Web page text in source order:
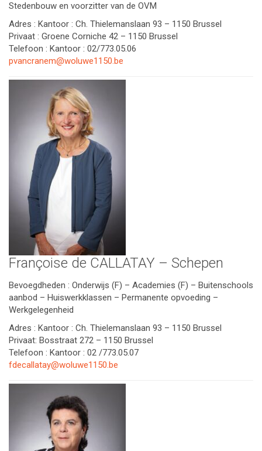
Stedenbouw en voorzitter van de OVM
Adres : Kantoor : Ch. Thielemanslaan 93 – 1150 Brussel
Privaat : Groene Corniche 42 – 1150 Brussel
Telefoon : Kantoor : 02/773.05.06
pvancranem@woluwe1150.be
Françoise de CALLATAY – Schepen
Bevoegdheden : Onderwijs (F) – Academies (F) – Buitenschools
aanbod – Huiswerkklassen – Permanente opvoeding –
Werkgelegenheid
Adres : Kantoor : Ch. Thielemanslaan 93 – 1150 Brussel
Privaat: Bosstraat 272 – 1150 Brussel
Telefoon : Kantoor : 02 /773.05.07
fdecallatay@woluwe1150.be